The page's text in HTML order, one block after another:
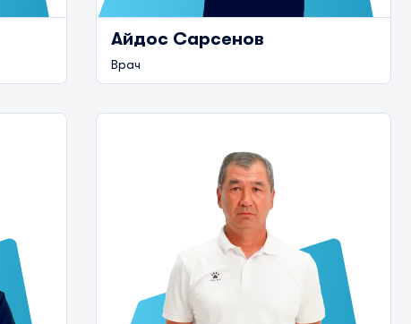
Айдос Сарсенов
Врач